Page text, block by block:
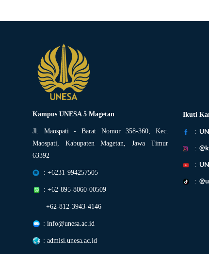
Kampus UNESA 5 Magetan
Jl. Maospati - Barat Nomor 358-360, Kec.
Maospati, Kabupaten Magetan, Jawa Timur
63392
: +6231-994257505
: +62-895-8060-00509
+62-812-3943-4146
: info@unesa.ac.id
: admisi.unesa.ac.id
Ikuti
:
:
:
: